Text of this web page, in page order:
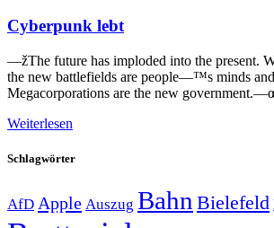
Cyberpunk lebt
—žThe future has imploded into the present.
the new battlefields are people—™s minds
Megacorporations are the new
Weiterlesen
Schlagwörter
AfD Apple Auszug Bahn Bielefeld